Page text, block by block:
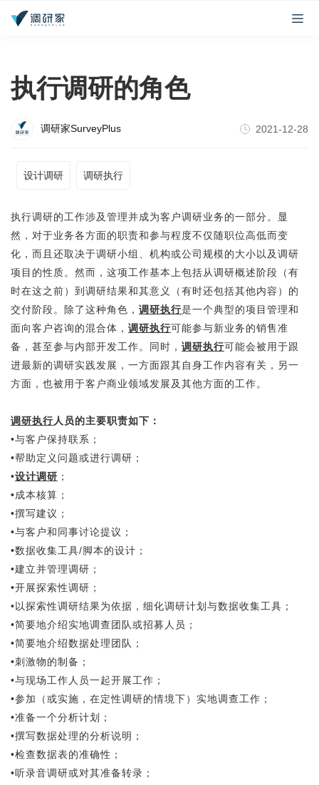
执行调研的角色
调研家SurveyPlus 2021-12-28
设计调研 调研执行
执行调研的工作涉及管理并成为客户调研业务的一部分。显
然，对于业务各方面的职责和参与程度不仅随职位高低而变
化，而且还取决于调研小组、机构或公司规模的大小以及调研
项目的性质。然而，这项工作基本上包括从调研概述阶段（有
时在这之前）到调研结果和其意义（有时还包括其他内容）的
交付阶段。除了这种角色， 调研执行是一个典型的项目管理和
面向客户咨询的混合体， 调研执行可能参与新业务的销售准
备，甚至参与内部开发工作。同时， 调研执行可能会被用于跟
进最新的调研实践发展，一方面跟其自身工作内容有关，另一
方面，也被用于客户商业领域发展及其他方面的工作。
调研执行人员的主要职责如下：
•与客户保持联系；
•帮助定义问题或进行调研；
•设计调研 ；
•成本核算；
•撰写建议；
•与客户和同事讨论提议；
•数据收集工具/脚本的设计；
•建立并管理调研；
•开展探索性调研；
•以探索性调研结果为依据，细化调研计划与数据收集工具；
•简要地介绍实地调查团队或招募人员；
•简要地介绍数据处理团队；
•刺激物的制备；
•与现场工作人员一起开展工作；
•参加（或实施，在定性调研的情境下）实地调查工作；
•准备一个分析计划；
•撰写数据处理的分析说明；
•检查数据表的准确性；
•听录音调研或对其准备转录；